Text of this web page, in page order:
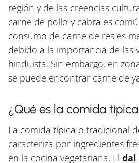
región y de las creencias
carne de pollo y cabra es
consumo de carne de res es
debido a la importancia de las
hinduista. Sin embargo, en
se puede encontrar carne de
¿Qué es la comida
La comida típica o tradicional
caracteriza por ingredientes
en la cocina vegetariana. El dal